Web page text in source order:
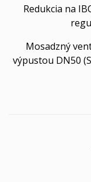
Redukcia na
Mosadzný
výpustou DN50